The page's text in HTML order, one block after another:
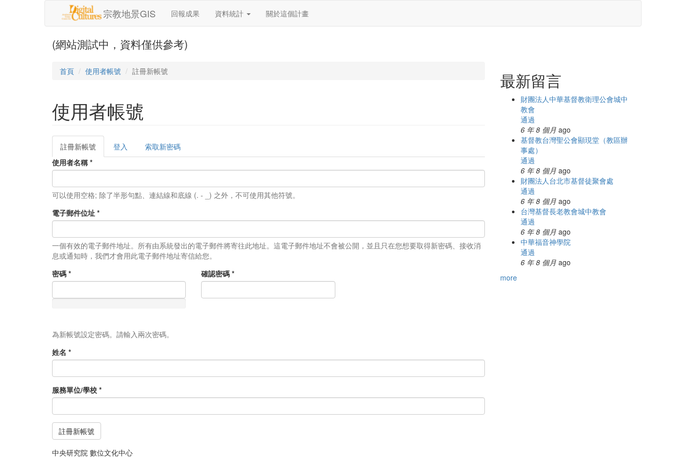
宗教地景GIS 回報成果 資料統計 關於這個計畫
(網站測試中，資料僅供參考)
首頁 使用者帳號 註冊新帳號
使用者帳號
主要索引標籤
註冊新帳號
籤)
登入
索取新密碼
使用者名稱 *
可以使用空格; 除了半形句點、連結線和底線 (. - _) 之外，不可使用其他符號。
電子郵件位址 *
一個有效的電子郵件地址。所有由系統發出的電子郵件將寄往此地址。這電子郵件地址不會被公開，並且只在您想要取得新密碼、接收消
息或通知時，我們才會用此電子郵件地址寄信給您。
密碼 * 確認密碼*
為新帳號設定密碼。請輸入兩次密碼。
姓名 *
服務單位/學校 *
註冊新帳號
最新留言
財團法人中華基督教衛理公會城中
教會
通過
6 年 8 個月ago
基督教台灣聖公會顯現堂（教區辦
事處）
通過
6 年 8 個月ago
財團法人台北市基督徒聚會處
通過
6 年 8 個月ago
台灣基督長老教會城中教會
通過
6 年 8 個月ago
中華福音神學院
通過
6 年 8 個月ago
more
中央研究院 數位文化中心